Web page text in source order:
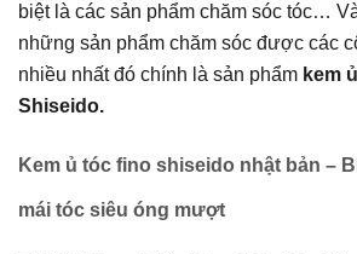
biệt là các sản phẩm chăm sóc tóc…
những sản phẩm chăm sóc được các
nhiều nhất đó chính là sản phẩm kem
Shiseido.
Kem ủ tóc fino shiseido nhật bản –
mái tóc siêu óng mượt